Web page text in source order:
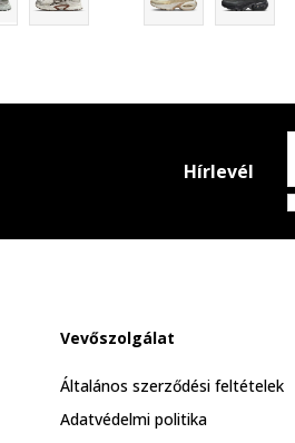
Hírlevél
Vevőszolgálat
Általános szerződési feltételek
Adatvédelmi politika